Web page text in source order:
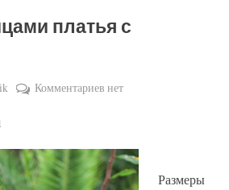
о
е
вязаные
модели
описанием
платья с
Комментариевк
платья
с
нет
Размеры